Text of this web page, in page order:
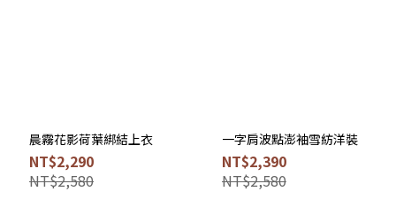
晨霧花影荷葉綁結上衣
NT$2,290
NT$2,580
一字肩波點澎袖雪紡洋裝
NT$2,390
NT$2,580